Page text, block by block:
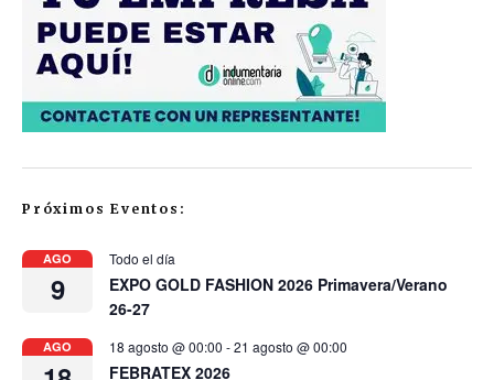
Próximos Eventos:
AGO
9
Todo el día
EXPO GOLD FASHION 2026 Primavera/Verano
26-27
AGO 18 agosto @ 00:00 -21 agosto @ 00:00
FEBRATEX 2026